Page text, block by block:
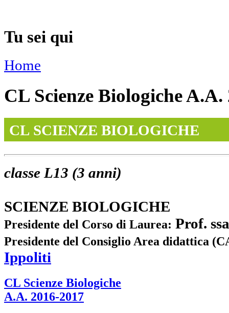
Tu sei qui
Home
CL Scienze Biologiche A.A.
CL SCIENZE BIOLOGICHE
classe L13 (3 anni)
SCIENZE BIOLOGICHE
Presidente del Corso di Laurea: Prof.
Presidente del Consiglio Area didattica
Ippoliti
CL Scienze Biologiche
A.A. 2016-2017